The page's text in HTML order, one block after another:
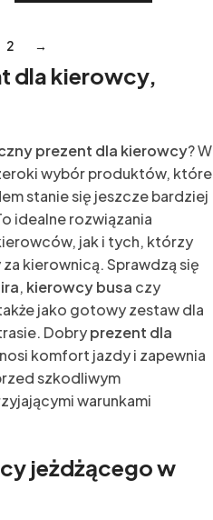
2 →
dla kierowcy,
prezent dla kierowcy? W
wybór produktów, które
stanie się jeszcze bardziej
idealne rozwiązania
jak i tych, którzy
kierownicą. Sprawdzą się
, kierowcy busa czy
jako gotowy zestaw dla
Dobryprezent dla
komfort jazdy i zapewnia
szkodliwym
warunkami
jeżdżącego w